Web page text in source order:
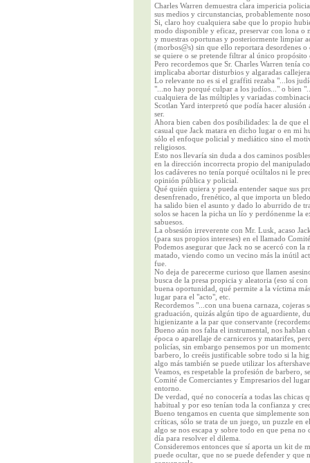
Charles Warren demuestra clara impericia
sus medios y circunstancias, probablemente
Si, claro hoy cualquiera sabe que lo propio
modo disponible y eficaz, preservar con lona o
y muestras oportunas y posteriormente limpiar
(morbos@s) sin que ello reportara desordenes
se quiere o se pretende filtrar al único
Pero recordemos que Sr. Charles Warren tenía
implicaba abortar disturbios y algaradas
Lo relevante no es si el graffiti rezaba "...los
"...no hay porqué culpar a los judíos..." o bien
cualquiera de las múltiples y variadas
Scotlan Yard interpretó que podía hacer alusión
ser.
Ahora bien caben dos posibilidades: la de que
casual que Jack matara en dicho lugar o en mi
sólo el enfoque policial y mediático sino el
religiosos.
Esto nos llevaría sin duda a dos caminos
en la dirección incorrecta propio del
los cadáveres no tenía porqué ocúltalos ni le
opinión pública y policial.
Qué quién quiera y pueda entender saque sus
desenfrenado, frenético, al que importa un
ha salido bien el asunto y dado lo aburrido de
solos se hacen la picha un lío y perdónenme la
sabuesos.
La obsesión irreverente con Mr. Lusk, acaso
(para sus propios intereses) en el llamado
Podemos asegurar que Jack no se acercó con
matado, viendo como un vecino más la inútil
fue.
No deja de parecerme curioso que llamen
busca de la presa propicia y aleatoria (eso sí
buena oportunidad, qué permite a la víctima
lugar para el "acto", etc.
Recordemos "...con una buena carnaza,
graduación, quizás algún tipo de aguardiente,
higienizante a la par que conservante
Bueno aún nos falta el instrumental, nos
época o aparellaje de carniceros y matarifes,
policías, sin embargo pensemos por un
barbero, lo creéis justificable sobre todo si la
algo más también se puede utilizar los
Veamos, es respetable la profesión de barbero,
Comité de Comerciantes y Empresarios del
entorno.
De verdad, qué no conocería a todas las
habitual y por eso tenían toda la confianza y
Bueno tengamos en cuenta que simplemente
críticas, sólo se trata de un juego, un puzzle en
algo se nos escapa y sobre todo en que pena
día para resolver el dilema.
Consideremos entonces que sí aporta un kit de
puede ocultar, que no se puede defender y que